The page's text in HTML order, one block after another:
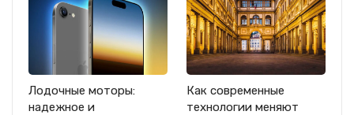
Лодочные моторы:
надежное и
Как современные
технологии меняют